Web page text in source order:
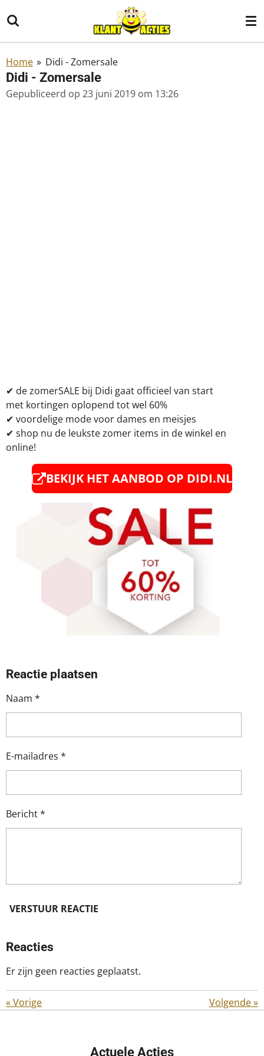
direct
naar
hoofdinhoud
Home » Didi - Zomersale
Didi - Zomersale
Gepubliceerd op 23 juni 2019 om 13:26
✔ de zomerSALE bij Didi gaat officieel van start
met kortingen oplopend tot wel 60%
✔ voordelige mode voor dames en meisjes
✔ shop nu de leukste zomer items in de winkel en
online!
BEKIJK HET AANBOD OP DIDI.NL
Reactie plaatsen
Naam *
E-mailadres *
Bericht *
VERSTUUR REACTIE
Reacties
Er zijn geen reacties geplaatst.
«Vorige Volgende»
Actuele Acties